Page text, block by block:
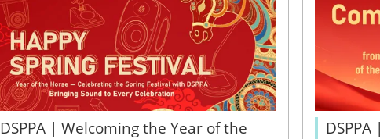
DSPPA | Welcoming the Year of the